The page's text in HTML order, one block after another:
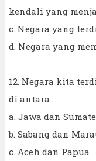
kendali yang
c. Negara yang
d. Negara yang
12. Negara kita
di antara....
a. Jawa dan
b. Sabang dan
c. Aceh dan Papua